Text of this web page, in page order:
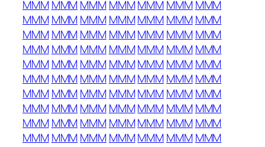
MMM MMMMMMMMMMMMMMM MMM
MMM MMMMMMMMMMMMMMM MMM
MMM MMMMMMMMMMMMMMM MMM
MMM MMMMMMMMMMMMMMM MMM
MMM MMMMMMMMMMMMMMM MMM
MMM MMMMMMMMMMMMMMM MMM
MMM MMMMMMMMMMMMMMM MMM
MMM MMMMMMMMMMMMMMM MMM
MMM MMMMMMMMMMMMMMM MMM
MMM MMMMMMMMMMMMMMM MMM